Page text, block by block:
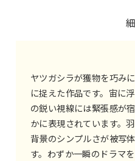
ヤツガシラが獲物を巧み
に捉えた作品です。宙に
の鋭い視線には緊張感が
かに表現されています。
背景のシンプルさが被写
す。わずか一瞬のドラマ